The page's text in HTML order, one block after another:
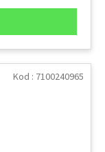
Kod : 7100240965